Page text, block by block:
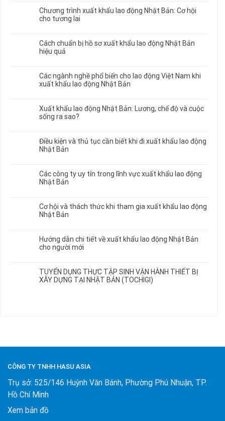
Chương trình xuất khẩu lao động Nhật Bản: Cơ hội
cho tương lai
Cách chuẩn bị hồ sơ xuất khẩu lao động Nhật Bản
hiệu quả
Các ngành nghề phổ biến cho lao động Việt Nam khi
xuất khẩu lao động Nhật Bản
Xuất khẩu lao động Nhật Bản: Lương, chế độ và cuộc
sống ra sao?
Điều kiện và thủ tục cần biết khi đi xuất khẩu lao động
Nhật Bản
Các công ty uy tín trong lĩnh vực xuất khẩu lao động
Nhật Bản
Cơ hội và thách thức khi tham gia xuất khẩu lao động
Nhật Bản
Hướng dẫn chi tiết về xuất khẩu lao động Nhật Bản
cho người mới
TUYỂN DỤNG THỰC TẬP SINH VẬN HÀNH THIẾT BỊ
XÂY DỰNG TẠI NHẬT BẢN (TOCHIGI)
CÔNG TY TNHH HASU ASIA
Trụ sở: 525/146 Huỳnh Văn Bánh, Phường Phú Nhuận, TP.
Hồ Chí Minh
Xem bản đồ